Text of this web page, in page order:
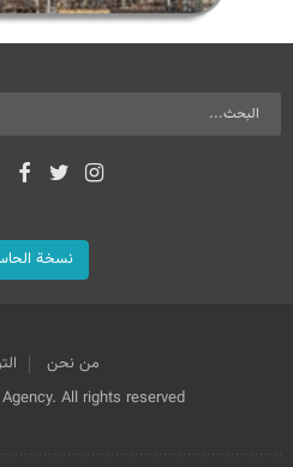
نسخة
من نحن
All rights reserved